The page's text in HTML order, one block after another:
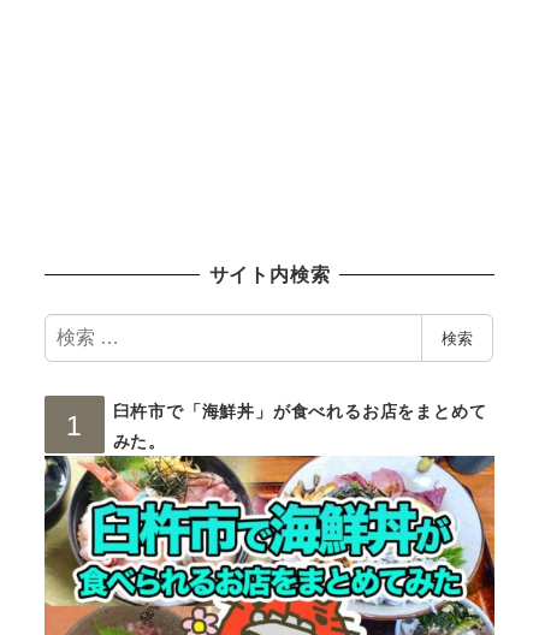
サイト内検索
検
索
検索
臼杵市で「海鮮丼」が食べれるお店をまとめて
みた。